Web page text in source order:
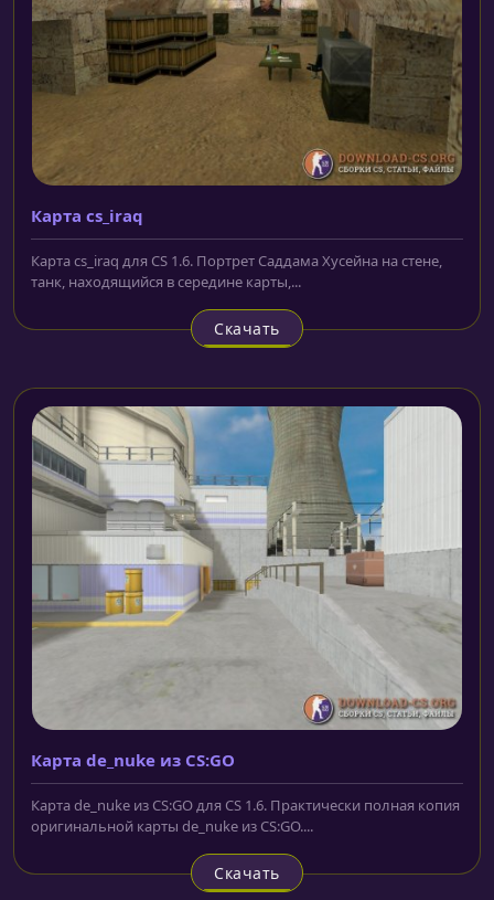
Карта cs_iraq
Карта cs_iraq для CS 1.6. Портрет Саддама Хусейна на стене,
танк, находящийся в середине карты,...
Скачать
Карта de_nuke из CS:GO
Карта de_nuke из CS:GO для CS 1.6. Практически полная копия
оригинальной карты de_nuke из CS:GO....
Скачать